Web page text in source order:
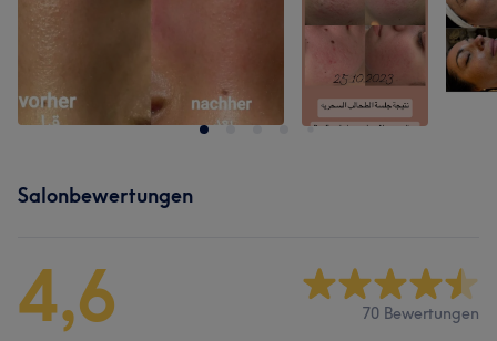
Salonbewertungen
4,6 70 Bewertungen